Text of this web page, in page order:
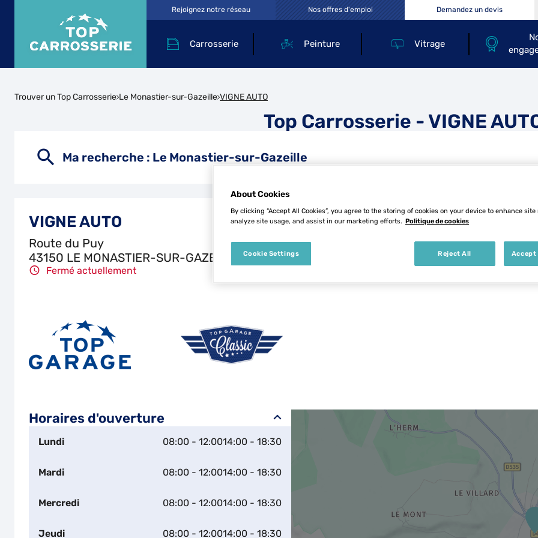
Carrosserie Peinture Vitrage
Rejoignez notre réseau Nos offres d'emploi Demandez un devis
Trouver un Top Carrosserie Le Monastier-sur-Gazeille VIGNE AUTO
Top Carrosserie - VIGNE
Ma recherche : Le Monastier-sur-Gazeille
VIGNE AUTO
Route du Puy
43150 LE MONASTIER-SUR-GAZEILLE
Fermé actuellement
Horaires d'ouverture
Lundi 08:00 - 12:0014:00 - 18:30
Mardi 08:00 - 12:0014:00 - 18:30
Mercredi 08:00 - 12:0014:00 - 18:30
Jeudi 08:00 - 12:0014:00 - 18:30
About Cookies
By clicking “Accept All Cookies”, you agree to the storing of cookies on your device to enhance
analyze site usage, and assist in our marketing efforts. Politique de cookies
Reject All Accept
Cookie Settings